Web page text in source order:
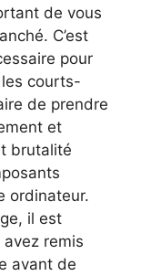
de vous
C’est
pour
courts-
de prendre
et
brutalité
ordinateur.
il est
remis
avant de